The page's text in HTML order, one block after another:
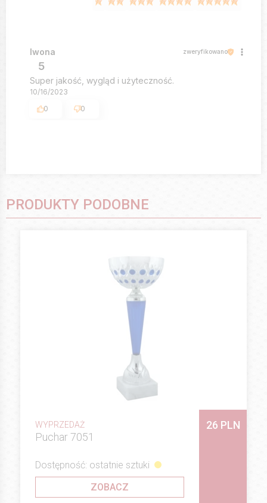
Iwona zweryfikowano
5
Super jakość, wygląd i użyteczność.
10/16/2023
0
0
PRODUKTY PODOBNE
WYPRZEDAŻ
Puchar 7051
26 PLN
Dostępność: ostatnie sztuki
ZOBACZ